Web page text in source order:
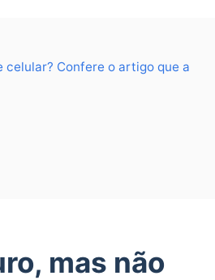
celular? Confere o artigo que a
mas não